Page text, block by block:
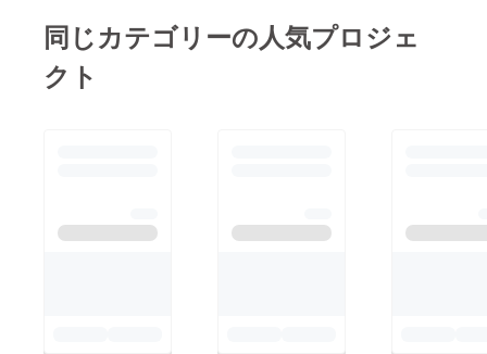
同じカテゴリーの人気プロジェ
クト